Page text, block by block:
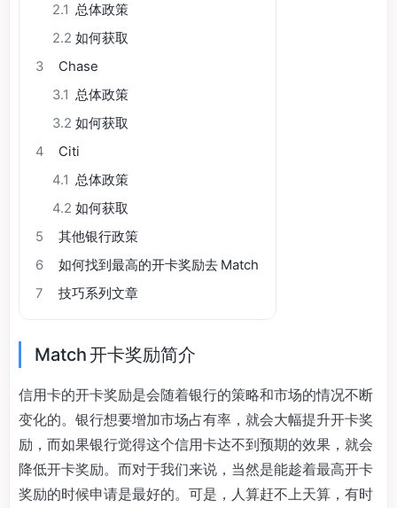
2.1 总体政策
2.2 如何获取
3
Chase
3.1 总体政策
3.2 如何获取
4
Citi
4.1 总体政策
4.2 如何获取
5
其他银行政策
6
如何找到最高的开卡奖励去 Match
7
技巧系列文章
Match 开卡奖励简介
信用卡的开卡奖励是会随着银行的策略和市场的情况不断
变化的。银行想要增加市场占有率，就会大幅提升开卡奖
励，而如果银行觉得这个信用卡达不到预期的效果，就会
降低开卡奖励。而对于我们来说，当然是能趁着最高开卡
奖励的时候申请是最好的。可是，人算赶不上天算，有时